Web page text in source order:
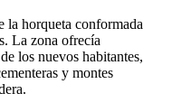
la horqueta conformada
La zona ofrecía
los nuevos habitantes,
y montes